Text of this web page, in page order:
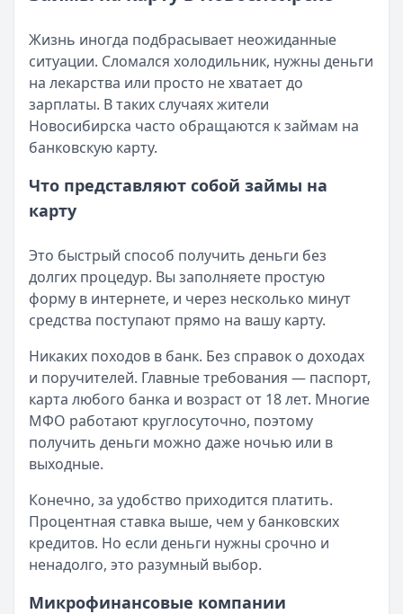
Все статьи
Опубликовано:5 декабря 2025 г.
Категория:МФО
Читать новость
Срочный микрозайм 15 000 ₽ на карту: свежая
Кратко:Нужны 15 000 рублей на карту прямо сегодня?
Опубликовано:5 декабря 2025 г.
Читать новость
Рекордный рост доли клиентов МФО с iPhone: что
Опубликовано:5 декабря 2025 г.
Категория: МФО
Читать новость
57 сервисов микрозаймов через Госуслуги: где
Опубликовано:23 ноября 2025 г.
Категория:МФО
Читать новость
Смс о «одобренном займе» от Bigmani Ru: как
Кратко:Пришло СМС об одобрении займа от Bigmani
Опубликовано:
Категория:МФО
Читать новость
Все новости
Жизнь иногда подбрасывает неожиданные
ситуации. Сломался холодильник, нужны деньги
на лекарства или просто не хватает до
зарплаты. В таких случаях жители
Новосибирска часто обращаются к займам на
банковскую карту.
Что представляют собой займы на
карту
Это быстрый способ получить деньги без
долгих процедур. Вы заполняете простую
форму в интернете, и через несколько минут
средства поступают прямо на вашу карту.
Никаких походов в банк. Без справок о доходах
и поручителей. Главные требования — паспорт,
карта любого банка и возраст от 18 лет. Многие
МФО работают круглосуточно, поэтому
получить деньги можно даже ночью или в
выходные.
Конечно, за удобство приходится платить.
Процентная ставка выше, чем у банковских
кредитов. Но если деньги нужны срочно и
ненадолго, это разумный выбор.
Микрофинансовые компании